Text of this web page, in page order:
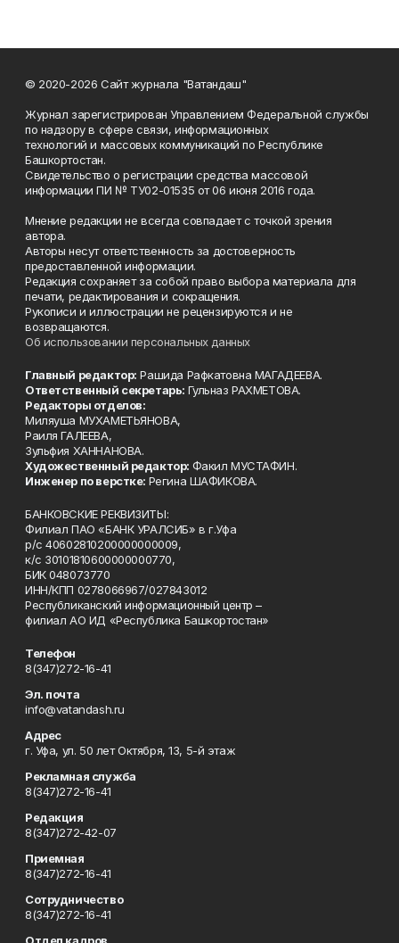
© 2020-2026 Сайт журнала "Ватандаш"
Журнал зарегистрирован Управлением Федеральной службы
по надзору в сфере связи, информационных
технологий и массовых коммуникаций по Республике
Башкортостан.
Свидетельство о регистрации средства массовой
информации ПИ № ТУ02-01535 от 06 июня 2016 года.
Мнение редакции не всегда совпадает с точкой зрения
автора.
Авторы несут ответственность за достоверность
предоставленной информации.
Редакция сохраняет за собой право выбора материала для
печати, редактирования и сокращения.
Рукописи и иллюстрации не рецензируются и не
возвращаются.
Об использовании персональных данных
Главный редактор: Рашида Рафкатовна МАГАДЕЕВА.
Ответственный секретарь: Гульназ РАХМЕТОВА.
Редакторы отделов:
Миляуша МУХАМЕТЬЯНОВА,
Раиля ГАЛЕЕВА,
Зульфия ХАННАНОВА.
Художественный редактор: Факил МУСТАФИН.
Инженер по верстке: Регина ШАФИКОВА.
БАНКОВСКИЕ РЕКВИЗИТЫ:
Филиал ПАО «БАНК УРАЛСИБ» в г.Уфа
р/с 40602810200000000009,
к/с 30101810600000000770,
БИК 048073770
ИНН/КПП 0278066967/027843012
Республиканский информационный центр –
филиал АО ИД «Республика Башкортостан»
Телефон
8(347)272-16-41
Эл. почта
info@vatandash.ru
Адрес
г. Уфа, ул. 50 лет Октября, 13, 5-й этаж
Рекламная служба
8(347)272-16-41
Редакция
8(347)272-42-07
Приемная
8(347)272-16-41
Сотрудничество
8(347)272-16-41